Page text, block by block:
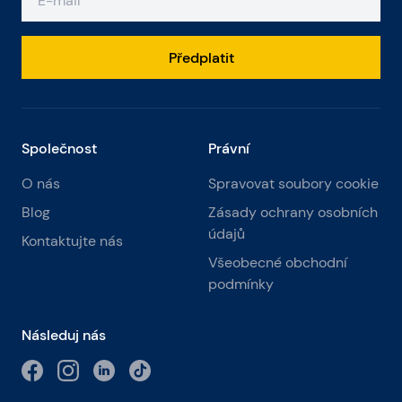
Francesca von Habsburg. Pluje ve vodách
Dubrovnik určitě neměli nechat ujít ani pár
Ecclestone slaví módní návrhář Luciano
rozšíření přírodního parku Telašćica na Long
bohatá. Nicméně, Telašćica své jachty jdou
od Dubrovníku a Caroline z Monaka a Slavica
a Bernie Ecclestone. Možná, že zase, doufám,
že lidi Zadar, a Steven Spielberg, který v
loňském roce se plavil lodí po Jadranu?
Sousedního městečka Božava nedávno koupil
dostane do elitní východní Evropy. V Zadaru,
každý rok zůstat Srečko Katanec, trenér
slovinské fotbalové reperezentacije, že v létě
Předplatit
Společnost
O nás
Blog
Kontaktujte nás
Právní
Spravovat soubory cookie
Zásady ochrany osobních
údajů
Všeobecné obchodní
podmínky
Následuj nás